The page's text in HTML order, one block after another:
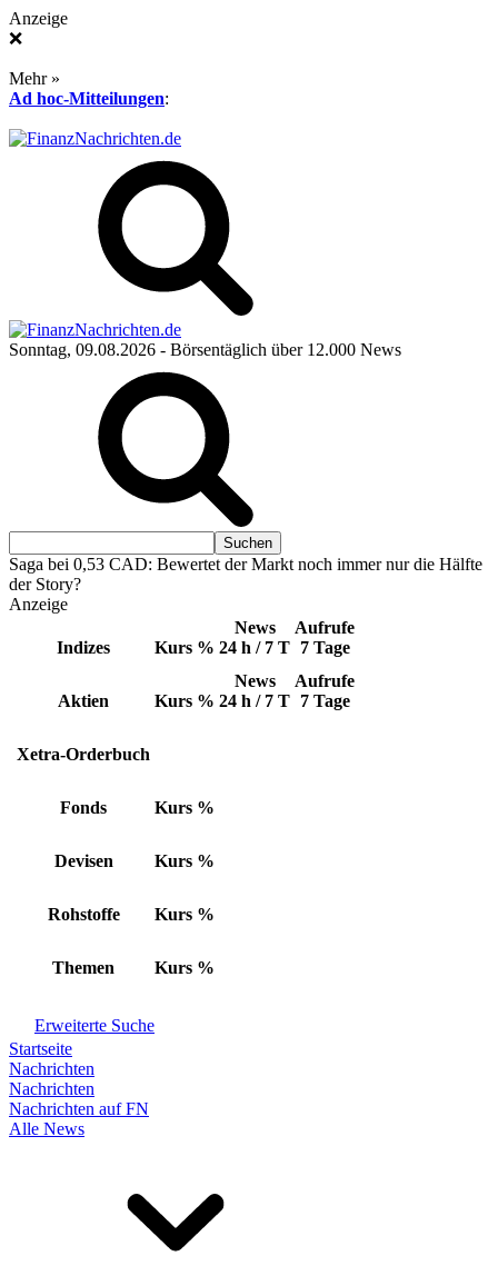
Anzeige
❌
Mehr »
Ad hoc-Mitteilungen:
Sonntag, 09.08.2026 - Börsentäglich über 12.000 News
Saga bei 0,53 CAD: Bewertet der Markt noch immer nur die Hälfte
der Story?
Anzeige
Indizes Kurs %
News
24 h / 7 T
Aufrufe
7 Tage
Aktien Kurs %
News
24 h / 7 T
Aufrufe
7 Tage
Xetra-Orderbuch
Fonds Kurs %
Devisen Kurs %
Rohstoffe Kurs %
Themen Kurs %
Erweiterte Suche
Startseite
Nachrichten
Nachrichten
Nachrichten auf FN
Alle News